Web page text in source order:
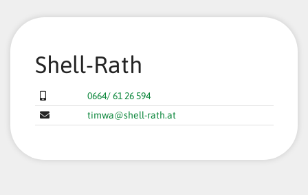
Shell-Rath
0664/ 61 26 594
timwa@shell-rath.at